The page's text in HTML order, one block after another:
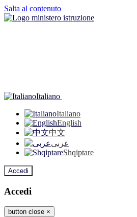
Salta al contenuto
Italiano
Italiano
English
中文
عربى
Shqiptare
Accedi
Accedi
button close ×